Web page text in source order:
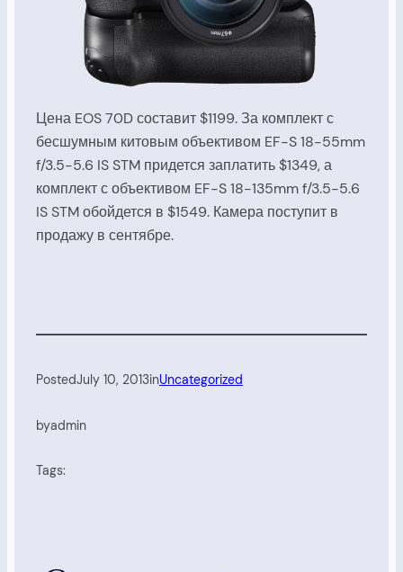
Цена EOS 70D составит $1199. За комплект с
бесшумным китовым объективом EF-S 18-55mm
f/3.5-5.6 IS STM придется заплатить $1349, а
комплект с объективом EF-S 18-135mm f/3.5-5.6
IS STM обойдется в $1549. Камера поступит в
продажу в сентябре.
PostedJuly 10, 2013inUncategorized
byadmin
Tags: